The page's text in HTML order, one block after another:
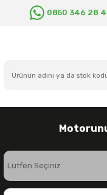
0850 346 28